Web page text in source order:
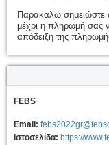
Παρακαλώ σημειώστε
μέχρι η πληρωμή σας
απόδειξη της
FEBS
Email:
Ιστοσελίδα: https://